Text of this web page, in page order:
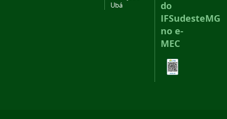
Ubá
do
IFSudesteMG
no e-
MEC